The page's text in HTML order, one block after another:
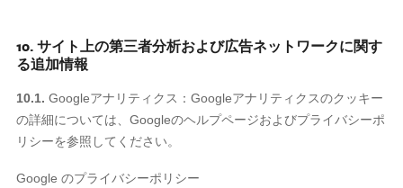
10. サイト上の第三者分析および広告ネットワークに関す
る追加情報
10.1. Googleアナリティクス：Googleアナリティクスのクッキー
の詳細については、Googleのヘルプページおよびプライバシーポ
リシーを参照してください。
Google のプライバシーポリシー